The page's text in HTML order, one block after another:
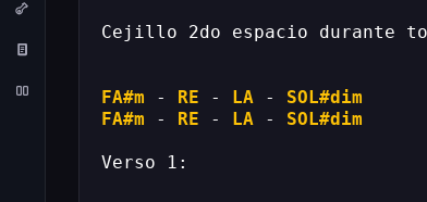
Cejillo 2do espacio durante
FA#m - RE - LA - SOL#dim
FA#m - RE - LA - SOL#dim
Verso 1: